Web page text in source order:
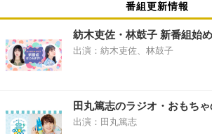
番組更新情報
紡木吏佐・林鼓子 新番組始
出演：紡木吏佐、林鼓子
田丸篤志のラジオ・おもち
出演：田丸篤志